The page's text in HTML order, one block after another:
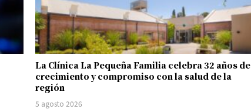
La Clínica La Pequeña Familia celebra 32 años de
crecimiento y compromiso con la salud de la
región
5 agosto 2026